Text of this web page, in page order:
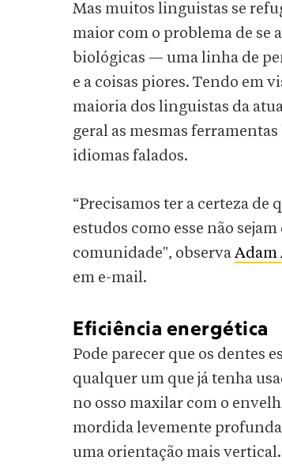
Mas muitos linguistas se
maior com o problema de se
biológicas — uma linha de
e a coisas piores. Tendo em
maioria dos linguistas da
geral as mesmas
idiomas falados.
“Precisamos ter a certeza de
estudos como esse não
comunidade", observa
em e-mail.
Eficiência energética
Pode parecer que os dentes
qualquer um que já tenha
no osso maxilar com o
mordida levemente
uma orientação mais